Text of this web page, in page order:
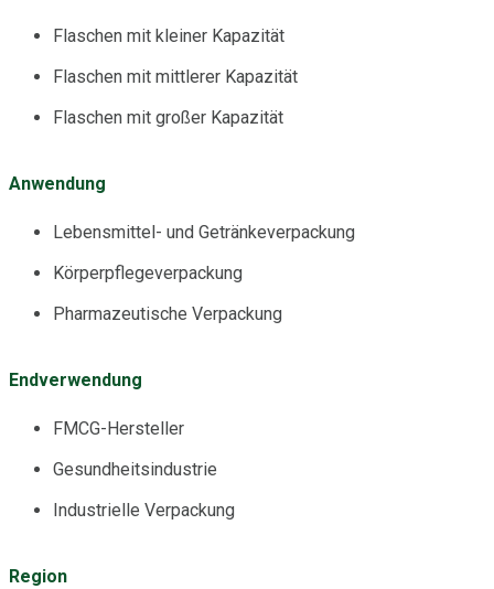
Flaschen mit kleiner Kapazität
Flaschen mit mittlerer Kapazität
Flaschen mit großer Kapazität
Anwendung
Lebensmittel- und Getränkeverpackung
Körperpflegeverpackung
Pharmazeutische Verpackung
Endverwendung
FMCG-Hersteller
Gesundheitsindustrie
Industrielle Verpackung
Region